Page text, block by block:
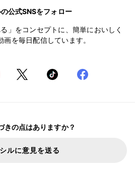
公式SNSをフォロー
」をコンセプトに、簡単においしく
画を毎日配信しています。
きの点はありますか？
ルに意見を送る